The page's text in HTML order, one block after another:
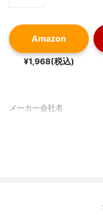
Amazon
¥1,968(税込)
メーカー会社名